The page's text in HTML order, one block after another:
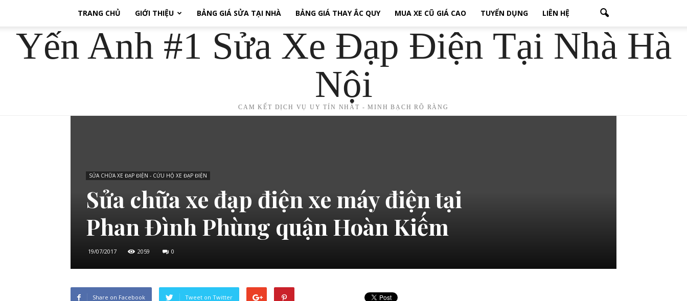
TRANG CHỦ GIỚI THIỆU BẢNG GIÁ SỬA TẠI NHÀ BẢNG GIÁ THAY ẮC QUY MUA XE CŨ GIÁ CAO TUYỂN DỤNG LIÊN HỆ
Yến Anh #1 Sửa Xe Đạp Điện Tại Nhà Hà
Nội
CAM KẾT DỊCH VỤ UY TÍN NHẤT - MINH BẠCH RÕ RÀNG
SỬA CHỮA XE ĐẠP ĐIỆN - CỨU HỘ XE ĐẠP ĐIỆN
Sửa chữa xe đạp điện xe máy điện tại
Phan Đình Phùng quận Hoàn Kiếm
19/07/2017 2059 0
Share on Facebook Tweet on Twitter